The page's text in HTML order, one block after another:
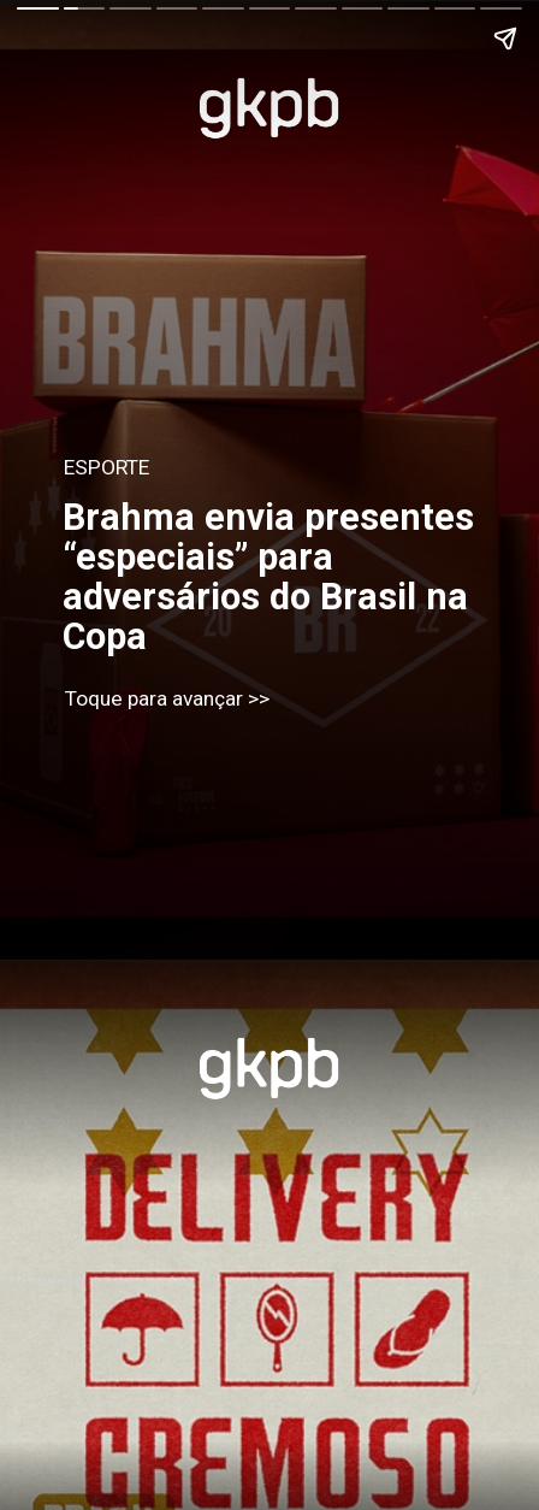
Brahma envia presentes
“especiais” para
adversários do Brasil na
Copa
ESPORTE
Toque para avançar >>